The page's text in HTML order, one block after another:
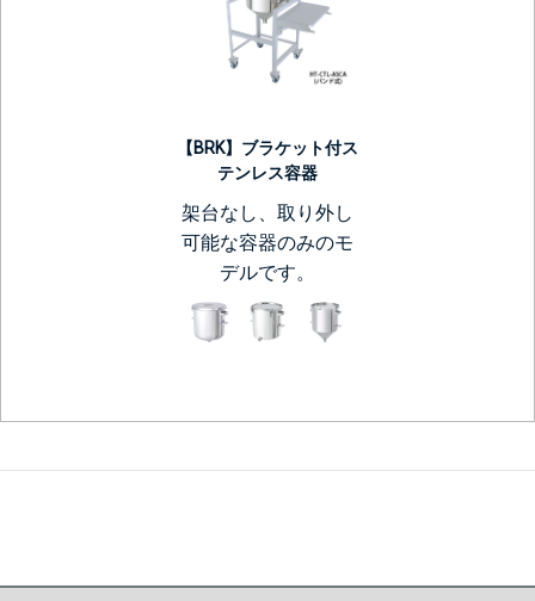
【BRK】ブラケット付ス
テンレス容器
架台なし、取り外し
可能な容器のみのモ
デルです。